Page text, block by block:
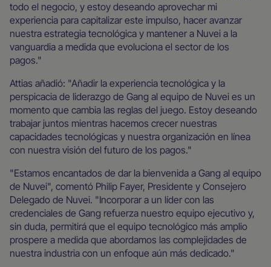
todo el negocio, y estoy deseando aprovechar mi
experiencia para capitalizar este impulso, hacer avanzar
nuestra estrategia tecnológica y mantener a Nuvei a la
vanguardia a medida que evoluciona el sector de los
pagos."
Attias añadió: "Añadir la experiencia tecnológica y la
perspicacia de liderazgo de Gang al equipo de Nuvei es un
momento que cambia las reglas del juego. Estoy deseando
trabajar juntos mientras hacemos crecer nuestras
capacidades tecnológicas y nuestra organización en línea
con nuestra visión del futuro de los pagos."
"Estamos encantados de dar la bienvenida a Gang al equipo
de Nuvei", comentó Philip Fayer, Presidente y Consejero
Delegado de Nuvei. "Incorporar a un líder con las
credenciales de Gang refuerza nuestro equipo ejecutivo y,
sin duda, permitirá que el equipo tecnológico más amplio
prospere a medida que abordamos las complejidades de
nuestra industria con un enfoque aún más dedicado."